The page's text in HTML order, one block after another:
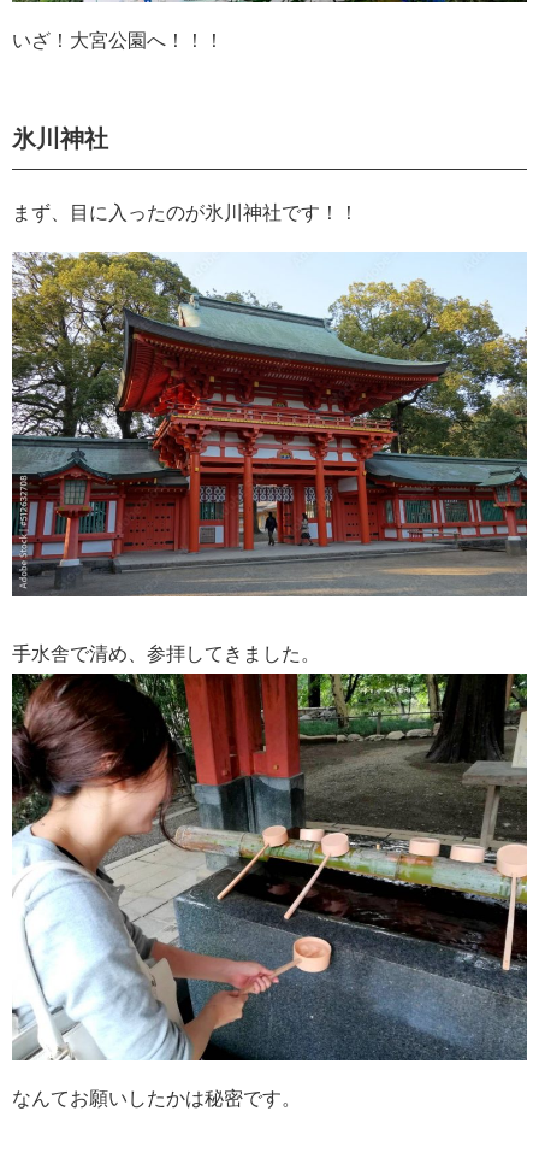
いざ！大宮公園へ！！！
氷川神社
まず、目に入ったのが氷川神社です！！
手水舎で清め、参拝してきました。
なんてお願いしたかは秘密です。